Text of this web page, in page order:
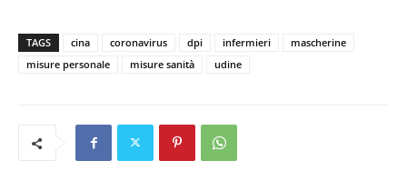
TAGS cina coronavirus dpi infermieri
mascherine
misure personale
misure sanità udine